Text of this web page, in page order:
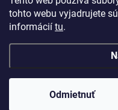
tohto webu vyjadrujete
informácií tu.
Odmietnuť
Kliešťová sezóna je
Copyright 2026